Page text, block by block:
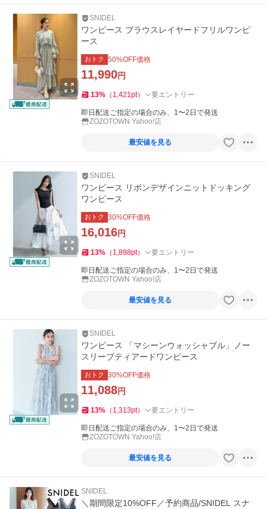
SNIDEL
ワンピース ブラウスレイヤードフリルワンピ
ース
おトク 50%OFF価格
11,990円
13% （ 1,421pt） 要エントリー
即日配送ご指定の場合のみ、1〜2日で発送
ZOZOTOWN Yahoo!店
最安値を見る
SNIDEL
ワンピース リボンデザインニットドッキング
ワンピース
おトク 30%OFF価格
16,016円
13% （ 1,898pt） 要エントリー
即日配送ご指定の場合のみ、1〜2日で発送
ZOZOTOWN Yahoo!店
最安値を見る
SNIDEL
ワンピース 「マシーンウォッシャブル」ノー
スリーブティアードワンピース
おトク 30%OFF価格
11,088円
13% （ 1,313pt） 要エントリー
即日配送ご指定の場合のみ、1〜2日で発送
ZOZOTOWN Yahoo!店
最安値を見る
SNIDEL
＼期間限定10%OFF／予約商品/SNIDEL スナ